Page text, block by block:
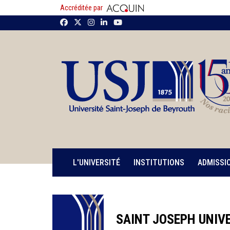
Accréditée par
L'UNIVERSITÉ INSTITUTIONS
SAINT JOSEPH